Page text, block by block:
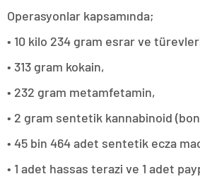
Operasyonlar kapsamında;
• 10 kilo 234 gram esrar ve
• 313 gram kokain,
• 232 gram metamfetamin,
• 2 gram sentetik kannabinoid
• 45 bin 464 adet sentetik ecza
• 1 adet hassas terazi ve 1 adet